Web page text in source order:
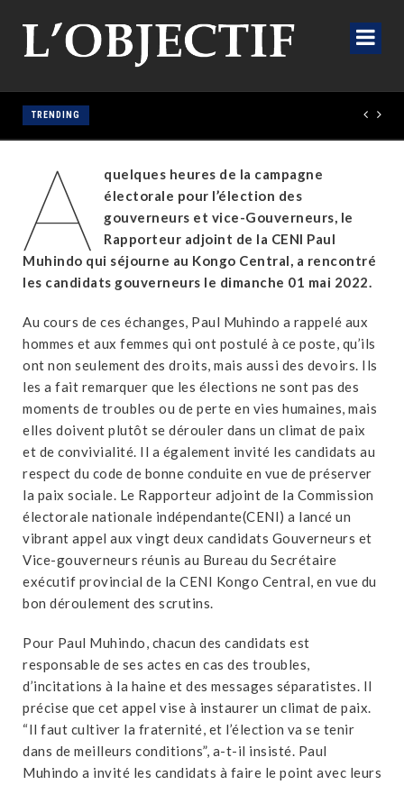
TRENDING
A
quelques heures de la campagne
électorale pour l’élection des
gouverneurs et vice-Gouverneurs, le
Rapporteur adjoint de la CENI Paul
Muhindo qui séjourne au Kongo Central, a rencontré
les candidats gouverneurs le dimanche 01 mai 2022.
Au cours de ces échanges, Paul Muhindo a rappelé aux
hommes et aux femmes qui ont postulé à ce poste, qu’ils
ont non seulement des droits, mais aussi des devoirs. Ils
les a fait remarquer que les élections ne sont pas des
moments de troubles ou de perte en vies humaines, mais
elles doivent plutôt se dérouler dans un climat de paix
et de convivialité. Il a également invité les candidats au
respect du code de bonne conduite en vue de préserver
la paix sociale. Le Rapporteur adjoint de la Commission
électorale nationale indépendante(CENI) a lancé un
vibrant appel aux vingt deux candidats Gouverneurs et
Vice-gouverneurs réunis au Bureau du Secrétaire
exécutif provincial de la CENI Kongo Central, en vue du
bon déroulement des scrutins.
Pour Paul Muhindo, chacun des candidats est
responsable de ses actes en cas des troubles,
d’incitations à la haine et des messages séparatistes. Il
précise que cet appel vise à instaurer un climat de paix.
“Il faut cultiver la fraternité, et l’élection va se tenir
dans de meilleurs conditions”, a-t-il insisté. Paul
Muhindo a invité les candidats à faire le point avec leurs